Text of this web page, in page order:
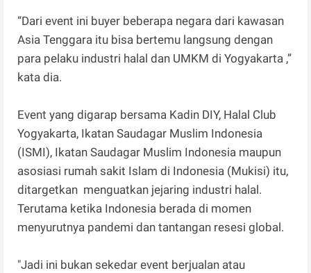
“Dari event ini buyer beberapa negara dari kawasan
Asia Tenggara itu bisa bertemu langsung dengan
para pelaku industri halal dan UMKM di Yogyakarta ,”
kata dia.
Event yang digarap bersama Kadin DIY, Halal Club
Yogyakarta, Ikatan Saudagar Muslim Indonesia
(ISMI), Ikatan Saudagar Muslim Indonesia maupun
asosiasi rumah sakit Islam di Indonesia (Mukisi) itu,
ditargetkan menguatkan jejaring industri halal.
Terutama ketika Indonesia berada di momen
menyurutnya pandemi dan tantangan resesi global.
"Jadi ini bukan sekedar event berjualan atau